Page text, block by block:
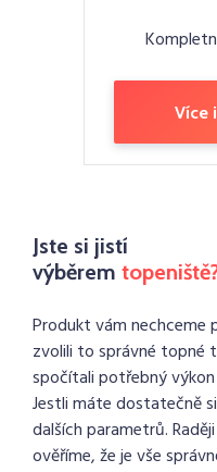
Více
Jste si jistí
výběrem
Produkt vám nechceme
zvolili to správné topné
spočítali potřebný
Jestli máte dostatečně
dalších parametrů.
ověříme, že je vše